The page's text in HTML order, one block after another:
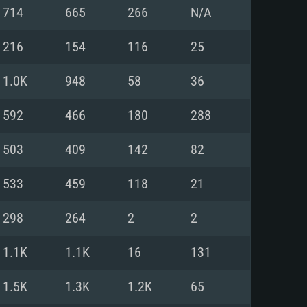
16 ГБ
DirectX 11 и выше:
и выше, Radeon RX 570 и
8 Гб
Vega II и выше с
диске: 75.9 Гб
(не старее 6
RX 570 со свежими
Vulkan
714 665 266 N/A
216 154 116 25
1.0K 948 58 36
592 466 180 288
503 409 142 82
533 459 118 21
298 264 2 2
1.1K 1.1K 16 131
1.5K 1.3K 1.2K 65